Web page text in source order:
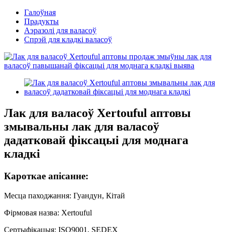
Галоўная
Прадукты
Аэразолі для валасоў
Спрэй для кладкі валасоў
Лак для валасоў Xertouful аптовы
змывальны лак для валасоў
дадатковай фіксацыі для моднага
кладкі
Кароткае апісанне:
Месца паходжання: Гуандун, Кітай
Фірмовая назва: Xertouful
Сертыфікацыя: ISO9001, SEDEX